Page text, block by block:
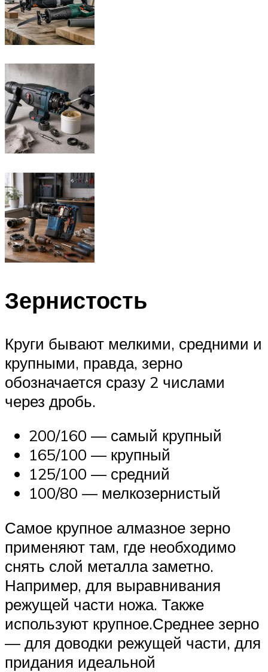
Зернистость
Круги бывают мелкими, средними и
крупными, правда, зерно
обозначается сразу 2 числами
через дробь.
200/160 — самый крупный
165/100 — крупный
125/100 — средний
100/80 — мелкозернистый
Самое крупное алмазное зерно
применяют там, где необходимо
снять слой металла заметно.
Например, для выравнивания
режущей части ножа. Также
используют крупное.Среднее зерно
— для доводки режущей части, для
придания идеальной